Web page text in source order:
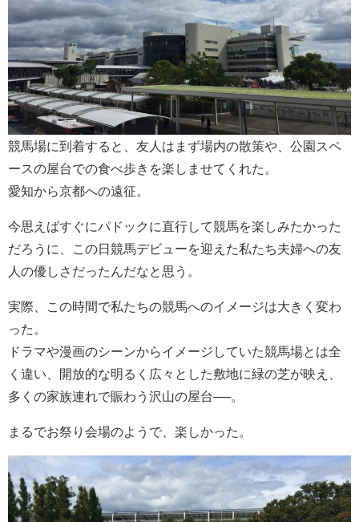
競馬場に到着すると、友人はまず場内の散策や、公園スペ
ースの屋台での食べ歩きを楽しませてくれた。
愛知から京都への遠征。
今思えばすぐにパドックに直行して競馬を楽しみたかった
だろうに、この日競馬デビューを迎えた私たち夫婦への友
人の優しさだったんだなと思う。
実際、この時間で私たちの競馬へのイメージは大きく変わ
った。
ドラマや漫画のシーンからイメージしていた競馬場とは全
く違い、開放的な明るく広々とした敷地に緑の芝が映え、
多くの家族連れで賑わう沢山の屋台──。
まるでお祭り会場のようで、楽しかった。